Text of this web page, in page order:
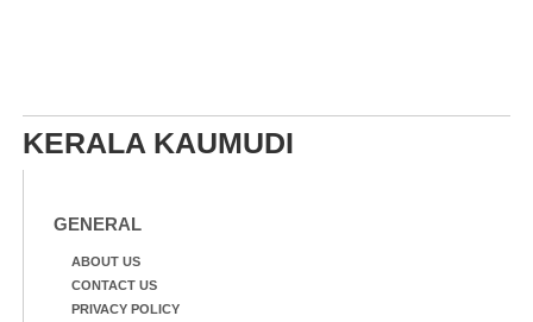
KERALA KAUMUDI
GENERAL
ABOUT US
CONTACT US
PRIVACY POLICY